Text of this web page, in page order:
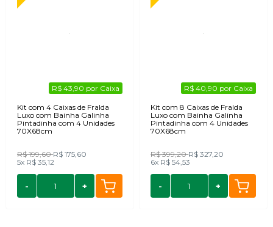
R$ 43,90 por Caixa
Kit com 4 Caixas de Fralda
Luxo com Bainha Galinha
Pintadinha com 4 Unidades
70X68cm
R$ 199,60R$ 175,60
5x R$ 35,12
- +
R$ 40,90 por Caixa
Kit com 8 Caixas de Fralda
Luxo com Bainha Galinha
Pintadinha com 4 Unidades
70X68cm
R$ 399,20R$ 327,20
6x R$ 54,53
- +